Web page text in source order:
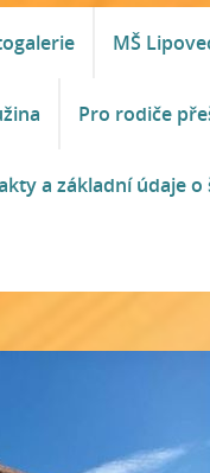
MŠ
Pro rodiče
a základní údaje o